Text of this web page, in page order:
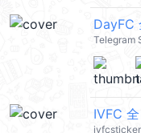
DayFC
Telegram
IVFC